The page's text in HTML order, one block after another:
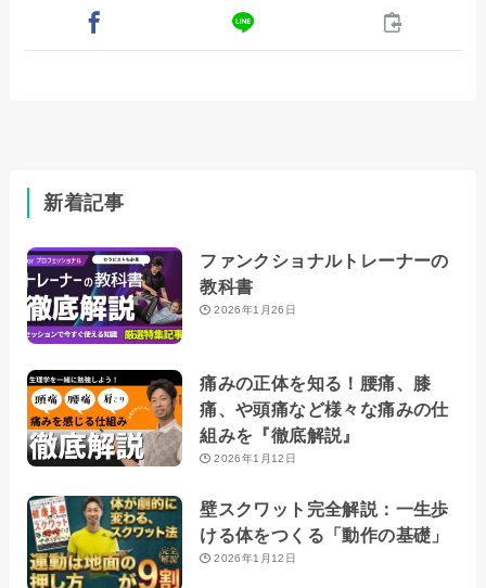
新着記事
ファンクショナルトレーナーの
教科書
2026年1月26日
痛みの正体を知る！腰痛、膝
痛、や頭痛など様々な痛みの仕
組みを『徹底解説』
2026年1月12日
壁スクワット完全解説：一生歩
ける体をつくる「動作の基礎」
2026年1月12日